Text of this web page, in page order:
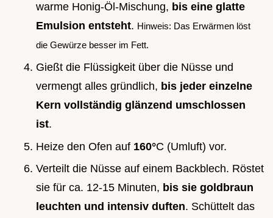
warme Honig-Öl-Mischung, bis eine glatte
Emulsion entsteht. Hinweis: Das Erwärmen löst
die Gewürze besser im Fett.
Gießt die Flüssigkeit über die Nüsse und
vermengt alles gründlich, bis jeder einzelne
Kern vollständig glänzend umschlossen
ist.
Heize den Ofen auf 160°C (Umluft) vor.
Verteilt die Nüsse auf einem Backblech. Röstet
sie für ca. 12-15 Minuten, bis sie goldbraun
leuchten und intensiv duften. Schüttelt das